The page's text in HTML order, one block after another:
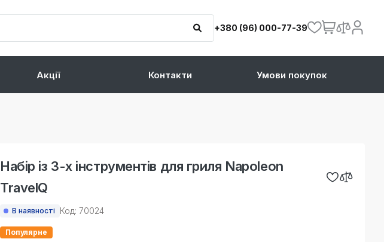
+380 (96) 000-77-39
Акції Контакти Умови покупок
Набір із 3-х інструментів для гриля Napoleon
TravelQ
В наявності Код: 70024
Популярне